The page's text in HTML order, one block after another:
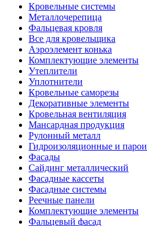
Кровельные системы
Металлочерепица
Фальцевая кровля
Все для кровельщика
Аэроэлемент конька
Комплектующие элементы
Утеплители
Уплотнители
Кровельные саморезы
Декоративные элементы
Кровельная вентиляция
Мансардная продукция
Рулонный металл
Гидроизоляционные и
Фасады
Сайдинг металлический
Фасадные кассеты
Фасадные системы
Реечные панели
Комплектующие элементы
Фальцевый фасад